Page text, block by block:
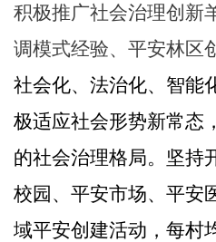
积极推广社会治理创新
调模式经验、平安林区
社会化、法治化、智能
极适应社会形势新常态
的社会治理格局。 坚持
校园、平安市场、平安
域平安创建活动，每村